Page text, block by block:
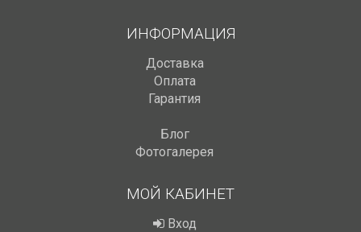
ИНФОРМАЦИЯ
Доставка
Оплата
Гарантия
Блог
Фотогалерея
МОЙ КАБИНЕТ
Вход